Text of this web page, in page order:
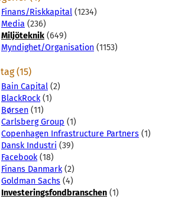
Finans/Riskkapital (1234)
Media (236)
Miljöteknik (649)
Myndighet/Organisation (1153)
(15)
Bain Capital (2)
BlackRock(1)
Børsen (11)
Carlsberg Group (1)
Copenhagen Infrastructure Partners (1)
Dansk Industri (39)
Facebook(18)
Finans Danmark(2)
Goldman Sachs (4)
Investeringsfondbranschen (1)